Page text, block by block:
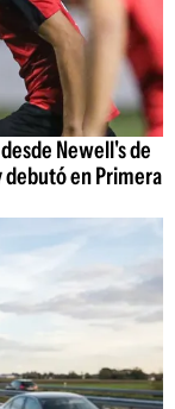
Newell's de
en Primera